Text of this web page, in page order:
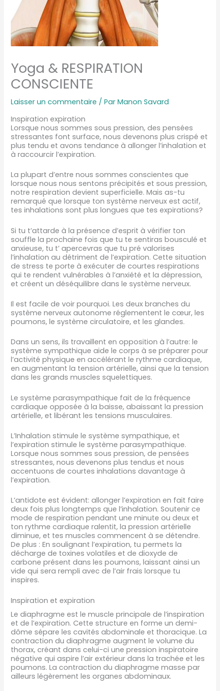
Yoga & RESPIRATION
CONSCIENTE
Laisser un commentaire / ParManon Savard
Inspiration expiration
Lorsque nous sommes sous pression, des pensées
stressantes font surface, nous devenons plus crispé et
plus tendu et avons tendance à allonger l’inhalation et
à raccourcir l’expiration.
La plupart d’entre nous sommes conscientes que
lorsque nous nous sentons précipités et sous pression,
notre respiration devient superficielle. Mais as-tu
remarqué que lorsque ton système nerveux est actif,
tes inhalations sont plus longues que tes expirations?
Si tu t’attarde à la présence d’esprit à vérifier ton
souffle la prochaine fois que tu te sentiras bousculé et
anxieuse, tu t’ apercevras que tu pré valorises
l’inhalation au détriment de l’expiration. Cette situation
de stress te porte à exécuter de courtes respirations
qui te rendent vulnérables à l’anxiété et la dépression,
et créent un déséquilibre dans le système nerveux.
Il est facile de voir pourquoi. Les deux branches du
système nerveux autonome réglementent le cœur, les
poumons, le système circulatoire, et les glandes.
Dans un sens, ils travaillent en opposition à l’autre: le
système sympathique aide le corps à se préparer pour
l’activité physique en accélérant le rythme cardiaque,
en augmentant la tension artérielle, ainsi que la tension
dans les grands muscles squelettiques.
Le système parasympathique fait de la fréquence
cardiaque opposée à la baisse, abaissant la pression
artérielle, et libérant les tensions musculaires.
L’Inhalation stimule le système sympathique, et
l’expiration stimule le système parasympathique.
Lorsque nous sommes sous pression, de pensées
stressantes, nous devenons plus tendus et nous
accentuons de courtes inhalations davantage à
l’expiration.
L’antidote est évident: allonger l’expiration en fait faire
deux fois plus longtemps que l’inhalation. Soutenir ce
mode de respiration pendant une minute ou deux et
ton rythme cardiaque ralentit, la pression artérielle
diminue, et tes muscles commencent à se détendre.
De plus : En soulignant l’expiration, tu permets la
décharge de toxines volatiles et de dioxyde de
carbone présent dans les poumons, laissant ainsi un
vide qui sera rempli avec de l’air frais lorsque tu
inspires.
Inspiration et expiration
Le diaphragme est le muscle principale de l’inspiration
et de l’expiration. Cette structure en forme un demi-
dôme sépare les cavités abdominale et thoracique. La
contraction du diaphragme augment le volume du
thorax, créant dans celui-ci une pression inspiratoire
négative qui aspire l’air extérieur dans la trachée et les
poumons. La contraction du diaphragme masse par
ailleurs légèrement les organes abdominaux.